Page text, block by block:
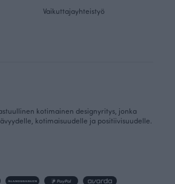
Vaikuttajayhteistyö
kotimainen designyritys, jonka
kotimaisuudelle ja positiivisuudelle.